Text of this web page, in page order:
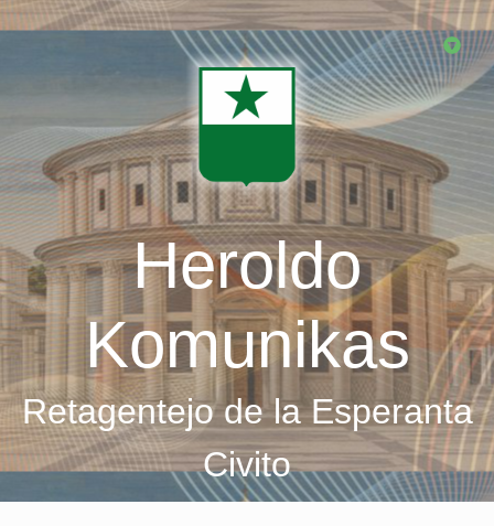
Skip
Heroldo
Komunikas
Retagentejo de la Esperanta
Civito